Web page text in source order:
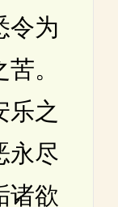
令为
。
乐之
永尽
诸欲